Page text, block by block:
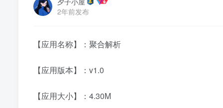
2年前发布
【应用名称】：聚合解析
【应用版本】：v1.0
【应用大小】：4.30M